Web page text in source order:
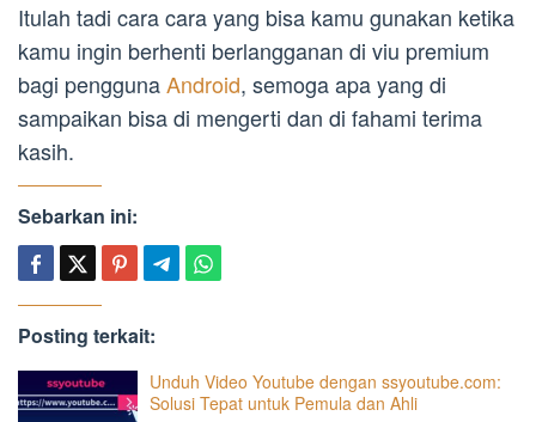
Itulah tadi cara cara yang bisa kamu gunakan ketika
kamu ingin berhenti berlangganan di viu premium
bagi penggunaAndroid, semoga apa yang di
sampaikan bisa di mengerti dan di fahami terima
kasih.
Sebarkan ini:
Posting terkait:
Unduh Video Youtube dengan ssyoutube.com:
Solusi Tepat untuk Pemula dan Ahli